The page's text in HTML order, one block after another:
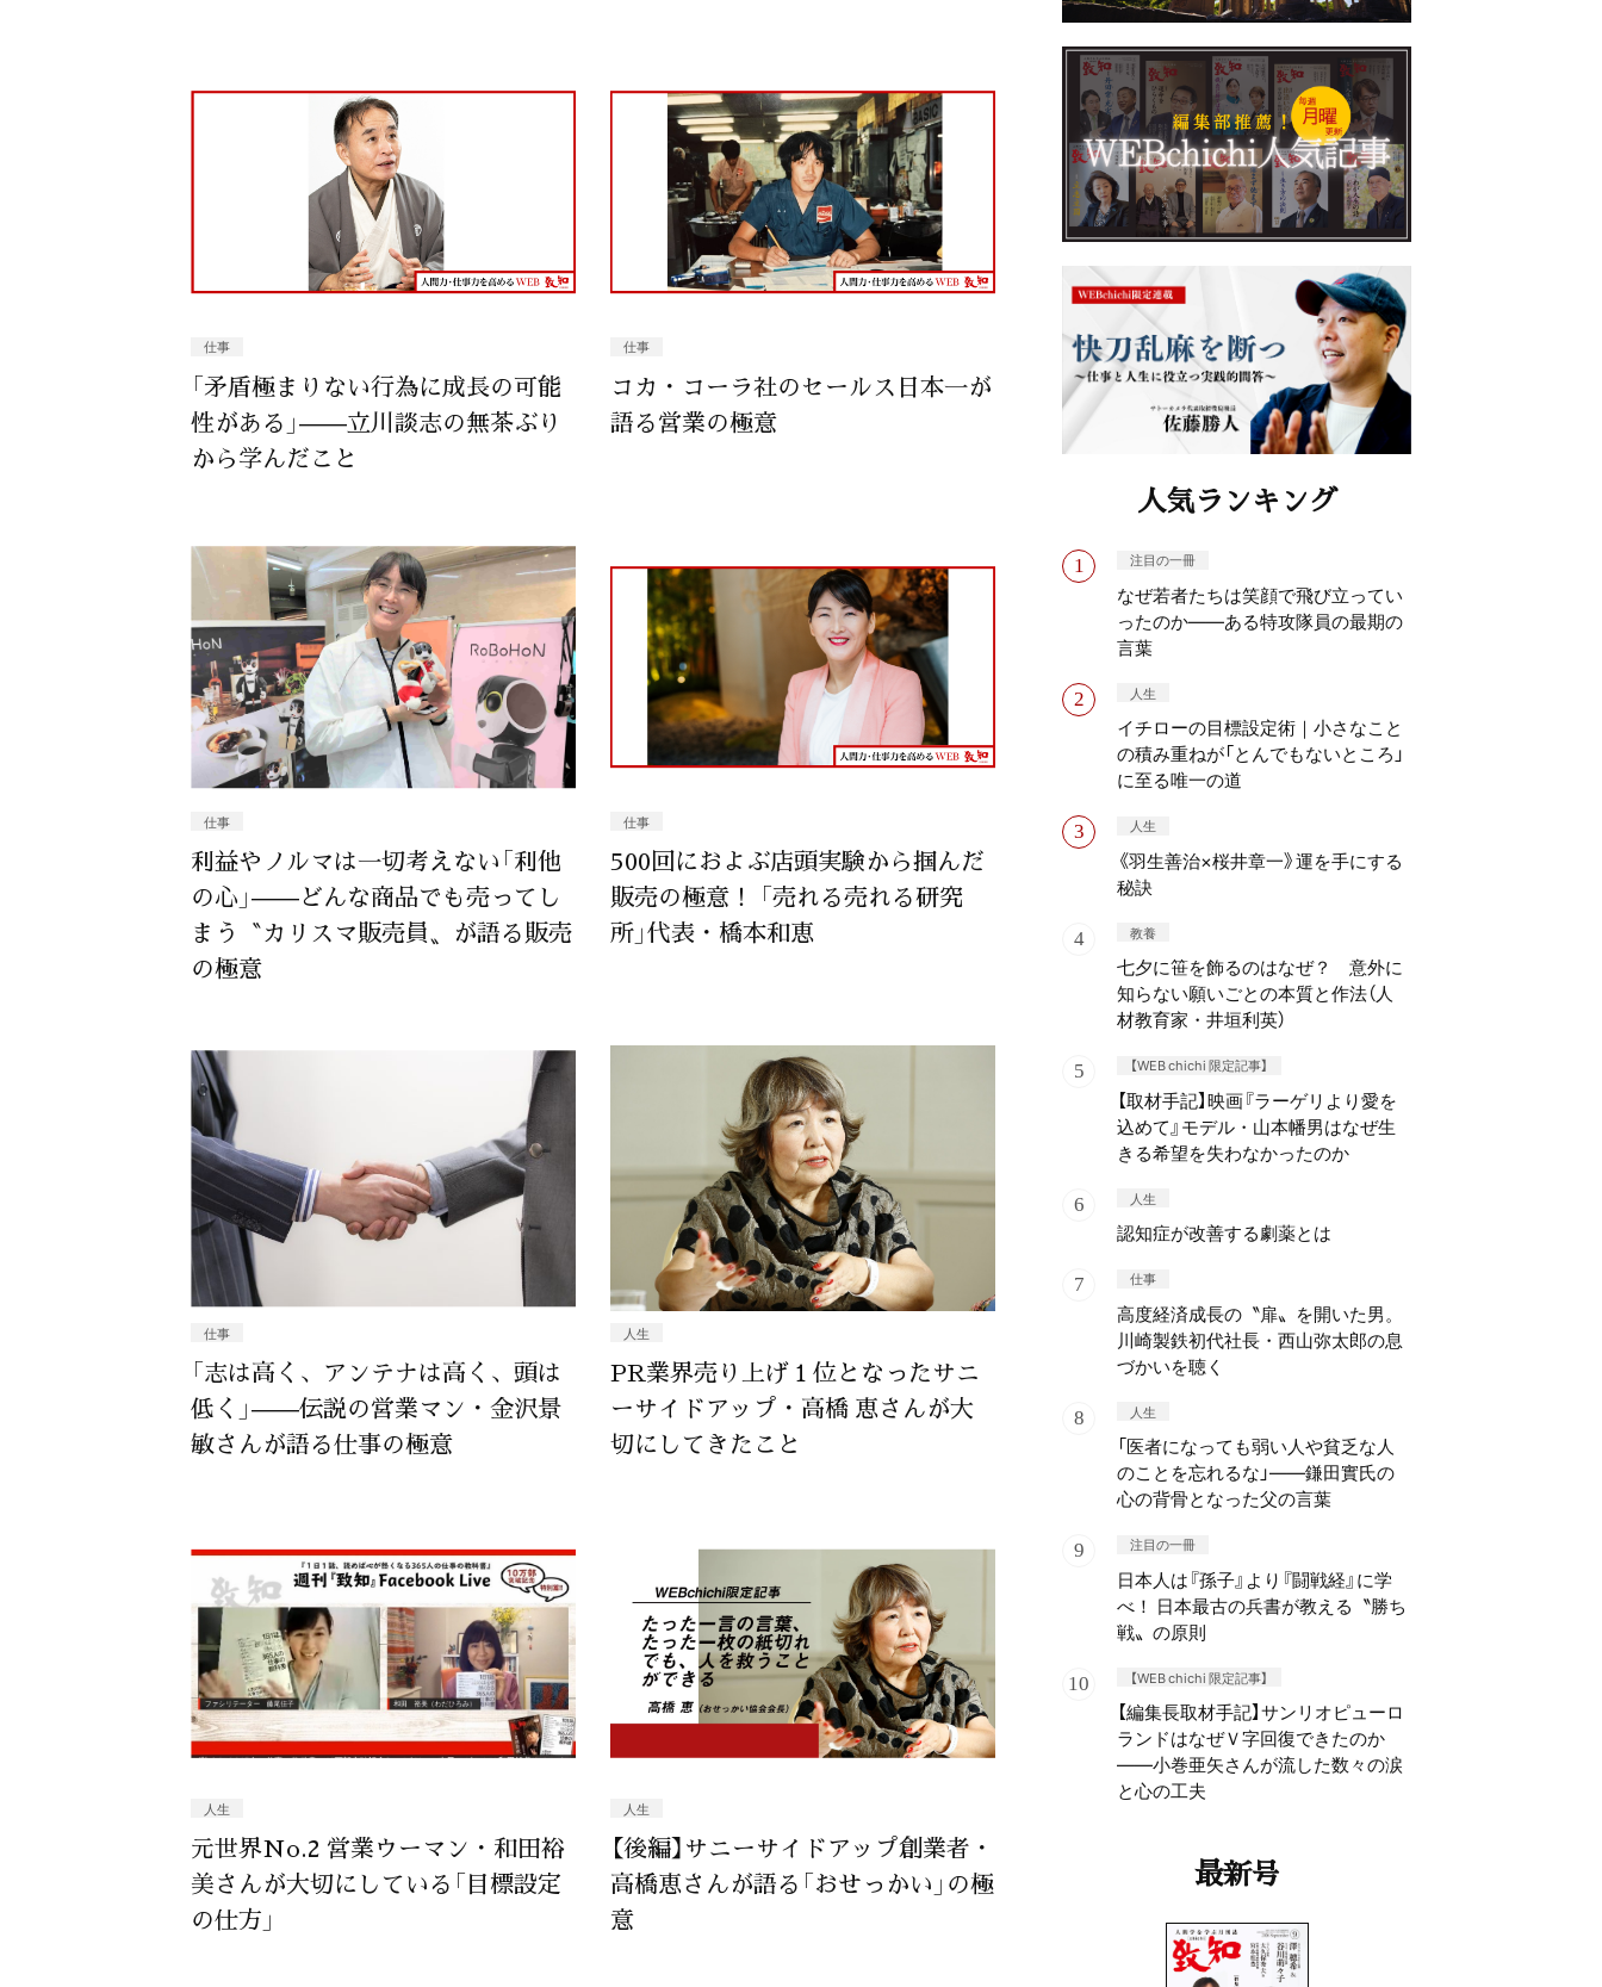
仕事
「矛盾極まりない行為に成長の可能
性がある」——立川談志の無茶ぶり
から学んだこと
仕事
コカ・コーラ社のセールス日本一が
語る営業の極意
仕事
利益やノルマは一切考えない「利他
の心」——どんな商品でも売ってし
まう〝カリスマ販売員〟が語る販売
の極意
仕事
500回におよぶ店頭実験から掴んだ
販売の極意！ 「売れる売れる研究
所」代表・橋本和恵
仕事
「志は高く、アンテナは高く、頭は
低く」——伝説の営業マン・金沢景
敏さんが語る仕事の極意
人生
PR業界売り上げ１位となったサニ
ーサイドアップ・高橋 恵さんが大
切にしてきたこと
人生
元世界No.2 営業ウーマン・和田裕
美さんが大切にしている「目標設定
の仕方」
人生
【後編】サニーサイドアップ創業者・
高橋恵さんが語る「おせっかい」の極
意
人気ランキング
注目の一冊
なぜ若者たちは笑顔で飛び立ってい
ったのか——ある特攻隊員の最期の
言葉
人生
イチローの目標設定術｜小さなこと
の積み重ねが「とんでもないところ」
に至る唯一の道
人生
《羽生善治×桜井章一》運を手にする
秘訣
教養
七夕に笹を飾るのはなぜ？ 意外に
知らない願いごとの本質と作法（人
材教育家・井垣利英）
【WEB chichi 限定記事】
【取材手記】映画『ラーゲリより愛を
込めて』モデル・山本幡男はなぜ生
きる希望を失わなかったのか
人生
認知症が改善する劇薬とは
仕事
高度経済成長の〝扉〟を開いた男。
川崎製鉄初代社長・西山弥太郎の息
づかいを聴く
人生
「医者になっても弱い人や貧乏な人
のことを忘れるな」——鎌田實氏の
心の背骨となった父の言葉
注目の一冊
日本人は『孫子』より『闘戦経』に学
べ！ 日本最古の兵書が教える〝勝ち
戦〟の原則
【WEB chichi 限定記事】
【編集長取材手記】サンリオピューロ
ランドはなぜＶ字回復できたのか
——小巻亜矢さんが流した数々の涙
と心の工夫
最新号